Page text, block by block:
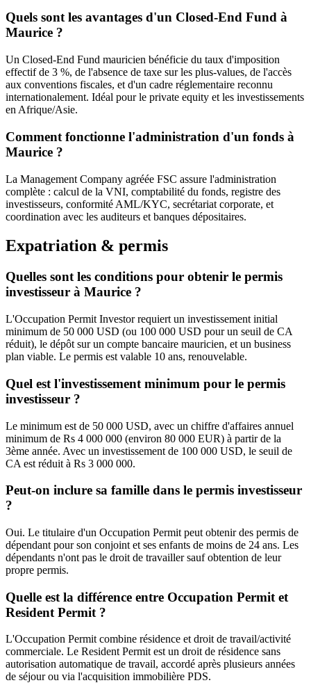
Quels sont les avantages d'un Closed-End Fund à
Maurice ?
Un Closed-End Fund mauricien bénéficie du taux d'imposition
effectif de 3 %, de l'absence de taxe sur les plus-values, de l'accès
aux conventions fiscales, et d'un cadre réglementaire reconnu
internationalement. Idéal pour le private equity et les investissements
en Afrique/Asie.
Comment fonctionne l'administration d'un fonds à
Maurice ?
La Management Company agréée FSC assure l'administration
complète : calcul de la VNI, comptabilité du fonds, registre des
investisseurs, conformité AML/KYC, secrétariat corporate, et
coordination avec les auditeurs et banques dépositaires.
Expatriation & permis
Quelles sont les conditions pour obtenir le permis
investisseur à Maurice ?
L'Occupation Permit Investor requiert un investissement initial
minimum de 50 000 USD (ou 100 000 USD pour un seuil de CA
réduit), le dépôt sur un compte bancaire mauricien, et un business
plan viable. Le permis est valable 10 ans, renouvelable.
Quel est l'investissement minimum pour le permis
investisseur ?
Le minimum est de 50 000 USD, avec un chiffre d'affaires annuel
minimum de Rs 4 000 000 (environ 80 000 EUR) à partir de la
3ème année. Avec un investissement de 100 000 USD, le seuil de
CA est réduit à Rs 3 000 000.
Peut-on inclure sa famille dans le permis investisseur
?
Oui. Le titulaire d'un Occupation Permit peut obtenir des permis de
dépendant pour son conjoint et ses enfants de moins de 24 ans. Les
dépendants n'ont pas le droit de travailler sauf obtention de leur
propre permis.
Quelle est la différence entre Occupation Permit et
Resident Permit ?
L'Occupation Permit combine résidence et droit de travail/activité
commerciale. Le Resident Permit est un droit de résidence sans
autorisation automatique de travail, accordé après plusieurs années
de séjour ou via l'acquisition immobilière PDS.